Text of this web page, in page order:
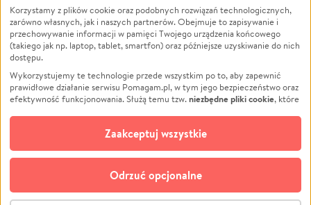
Zwierzęta
Pożar
Ukraina
Pomoc Finansowa
Projekty
Pogrzeb
Społeczność lokalna
Kultura
Powódź
Wichura
NGO
Edukacja
Podróż
Impreza
Ochrona środowiska
Biznes
Korzystamy z plików cookie oraz podobnych rozwiązań technologicznych,
zarówno własnych, jak i naszych partnerów. Obejmuje to zapisywanie i
przechowywanie informacji w pamięci Twojego urządzenia końcowego
(takiego jak np. laptop, tablet, smartfon) oraz późniejsze uzyskiwanie do nich
dostępu.
Wykorzystujemy te technologie przede wszystkim po to, aby zapewnić
prawidłowe działanie serwisu Pomagam.pl, w tym jego bezpieczeństwo oraz
efektywność funkcjonowania. Służą temu tzw.niezbędne pliki cookie, które
opcjonalnych plików cookie
technologii do celów analitycznych i retargetingowych. Możesz wyrazić
zgodę na ich stosowanie lub jej odmówić. W dowolnym momencie masz
możliwość zmiany swoich preferencji na stronie „Zarządzaj zgodami cookie”,
do której link znajdziesz w stopce serwisu Pomagam.pl. Opcjonalne pliki
cookie wykorzystywane są w następujących celach:
Odrzuć opcjonalne
Zaakceptuj wszystkie